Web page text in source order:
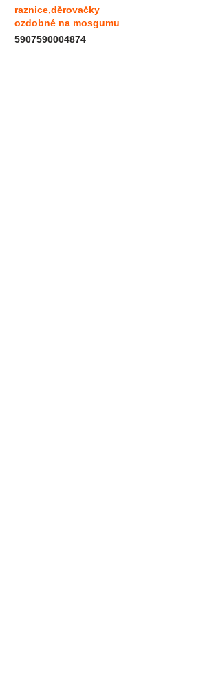
raznice,děrovačky
ozdobné na mosgumu
5907590004874